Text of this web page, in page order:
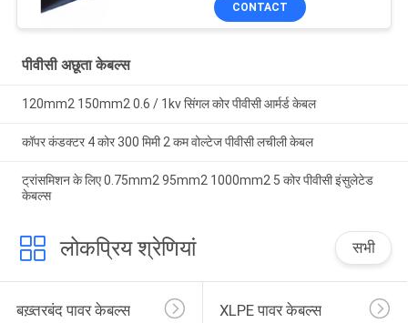
CONTACT
पीवीसी अछूता केबल्स
120mm2 150mm2 0.6 / 1kv सिंगल कोर पीवीसी आर्मर्ड केबल
कॉपर कंडक्टर 4 कोर 300 मिमी 2 कम वोल्टेज पीवीसी लचीली केबल
ट्रांसमिशन के लिए 0.75mm2 95mm2 1000mm2 5 कोर पीवीसी इंसुलेटेड
केबल्स
लोकप्रिय श्रेणियां सभी
बख़्तरबंद पावर केबल्स XLPE पावर केबल्स